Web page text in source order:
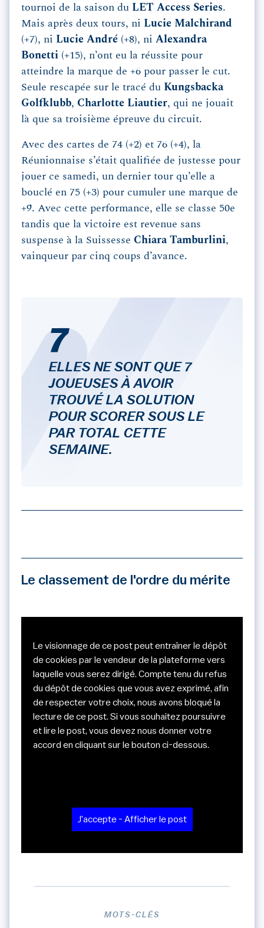
tournoi de la saison du LET Access Series.
Mais après deux tours, ni Lucie Malchirand
(+7), ni Lucie André (+8), ni Alexandra
Bonetti (+15), n’ont eu la réussite pour
atteindre la marque de +6 pour passer le cut.
Seule rescapée sur le tracé du Kungsbacka
Golfklubb, Charlotte Liautier, qui ne jouait
là que sa troisième épreuve du circuit.
Avec des cartes de 74 (+2) et 76 (+4), la
Réunionnaise s’était qualifiée de justesse pour
jouer ce samedi, un dernier tour qu’elle a
bouclé en 75 (+3) pour cumuler une marque de
+9. Avec cette performance, elle se classe 50e
tandis que la victoire est revenue sans
suspense à la Suissesse Chiara Tamburlini,
vainqueur par cinq coups d’avance.
7
ELLES NE SONT QUE 7
JOUEUSES À AVOIR
TROUVÉ LA SOLUTION
POUR SCORER SOUS LE
PAR TOTAL CETTE
SEMAINE.
Le classement de l'ordre du mérite
Le visionnage de ce post peut entraîner le dépôt
de cookies par le vendeur de la plateforme vers
laquelle vous serez dirigé. Compte tenu du refus
du dépôt de cookies que vous avez exprimé, afin
de respecter votre choix, nous avons bloqué la
lecture de ce post. Si vous souhaitez poursuivre
et lire le post, vous devez nous donner votre
accord en cliquant sur le bouton ci-dessous.
J'accepte - Afficher le post
MOTS-CLÉS